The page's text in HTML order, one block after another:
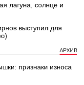
лагуна, солнце и
выступил для
АРХИВ
признаки износа